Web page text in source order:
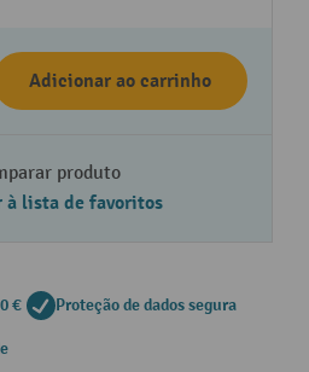
Adicionar ao carrinho
produto
à lista de favoritos
€ Proteção de dados segura